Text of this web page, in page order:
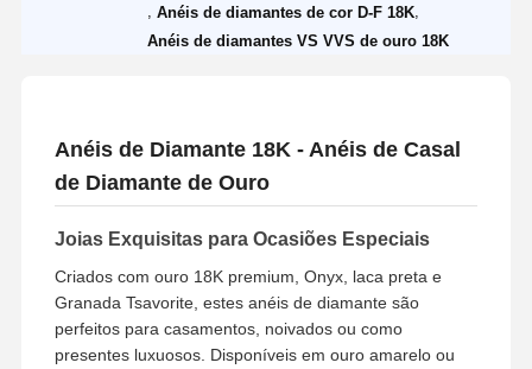
Anéis de diamantes de cor D-F 18K
Anéis de diamantes VS VVS de ouro 18K
Anéis de Diamante 18K - Anéis de Casal
de Diamante de Ouro
Joias Exquisitas para Ocasiões Especiais
Criados com ouro 18K premium, Onyx, laca preta e
Granada Tsavorite, estes anéis de diamante são
perfeitos para casamentos, noivados ou como
presentes luxuosos. Disponíveis em ouro amarelo ou